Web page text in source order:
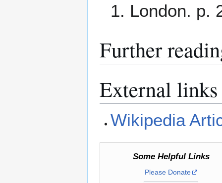
1. London. p.
Further
External links
Wikipedia
Some Helpful Links
Please Donate